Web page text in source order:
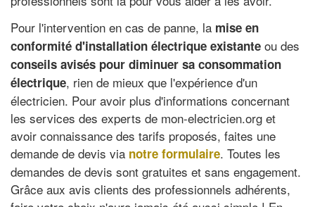
Pour l'intervention en cas de panne, la mise en
conformité d'installation électrique existante ou des
conseils avisés pour diminuer sa consommation
électrique, rien de mieux que l'expérience d'un
électricien. Pour avoir plus d'informations concernant
les services des experts de mon-electricien.org et
avoir connaissance des tarifs proposés, faites une
demande de devis via notre formulaire. Toutes les
demandes de devis sont gratuites et sans engagement.
Grâce aux avis clients des professionnels adhérents,